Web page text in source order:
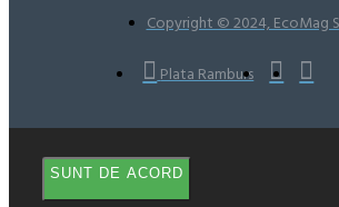
Copyright © 2024, EcoMag
Plata Ramburs
SUNT DE ACORD